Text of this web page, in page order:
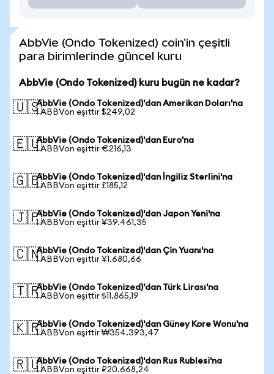
AbbVie (Ondo Tokenized) coin'in çeşitli
para birimlerinde güncel kuru
AbbVie (Ondo Tokenized) kuru bugün ne kadar?
🇺🇸AbbVie (Ondo Tokenized)'dan Amerikan Doları'na
1 ABBVon eşittir $249,02
🇪🇺AbbVie (Ondo Tokenized)'dan Euro'na
1 ABBVon eşittir €216,13
🇬🇧AbbVie (Ondo Tokenized)'dan İngiliz Sterlini'na
1 ABBVon eşittir £185,12
🇯🇵AbbVie (Ondo Tokenized)'dan Japon Yeni'na
1 ABBVon eşittir ¥39.461,35
🇨🇳AbbVie (Ondo Tokenized)'dan Çin Yuanı'na
1 ABBVon eşittir ¥1.680,66
🇹🇷AbbVie (Ondo Tokenized)'dan Türk Lirası'na
1 ABBVon eşittir ₺11.865,19
🇰🇷AbbVie (Ondo Tokenized)'dan Güney Kore Wonu'na
1 ABBVon eşittir ₩354.393,47
🇷🇺AbbVie (Ondo Tokenized)'dan Rus Rublesi'na
1 ABBVon eşittir ₽20.668,24